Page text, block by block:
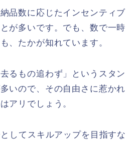
品数に応じたインセンティブ
が多いです。でも、数で一時
、たかが知れています。
るもの追わず」というスタン
いので、その自由さに惹かれ
アリでしょう。
してスキルアップを目指すな